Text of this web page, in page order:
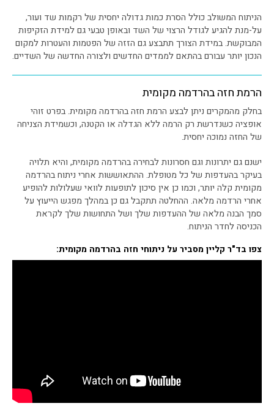
הניתוח המשולב כולל הסרת כמות גדולה יחסית של רקמות שד ועור,
על-מנת להגיע לגודל הרצוי של השד ובאופן טבעי גם למידת הזקיפות
המבוקשת. במידת הצורך תתבצע גם הזזה של הפטמות והעטרות למקום
הנכון יותר עבורם בהתאם לממדים החדשים ולצורה החדשה של השדיים.
הרמת חזה בהרדמה מקומית
בחלק מהמקרים ניתן לבצע הרמת חזה בהרדמה מקומית. בפרט זוהי
אופציה כשנדרשת רק הרמה ללא הגדלה או הקטנה, וכשמידת הצניחה
של החזה נמוכה יחסית.
ישנם גם יתרונות וגם חסרונות לבחירה בהרדמה מקומית, והיא תלויה
בעיקר בהעדפות של כל מטופלת. ההתאוששות אחרי ניתוח בהרדמה
מקומית קלה יותר, וכמו כן אין סיכון לתופעות לוואי שעלולות להופיע
אחרי הרדמה מלאה. ההחלטה תתקבל גם כן במהלך מפגש הייעוץ על
סמך הבנה מלאה של ההעדפות שלך ושל התחושות שלך לקראת
הכניסה לחדר הניתוח.
צפו בד"ר קליין מסביר על ניתוחי חזה בהרדמה מקומית: